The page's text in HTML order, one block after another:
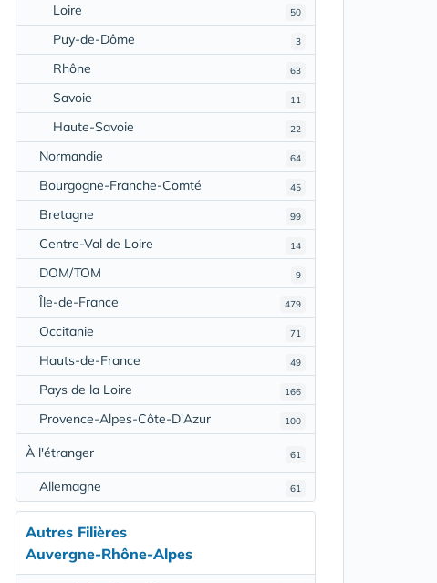
50
Loire
3
Puy-de-Dôme
63
Rhône
11
Savoie
22
Haute-Savoie
64
Normandie
45
Bourgogne-Franche-Comté
99
Bretagne
14
Centre-Val de Loire
9
DOM/TOM
479
Île-de-France
71
Occitanie
49
Hauts-de-France
166
Pays de la Loire
100
Provence-Alpes-Côte-D'Azur
61
À l'étranger
61
Allemagne
Autres Filières
Auvergne-Rhône-Alpes